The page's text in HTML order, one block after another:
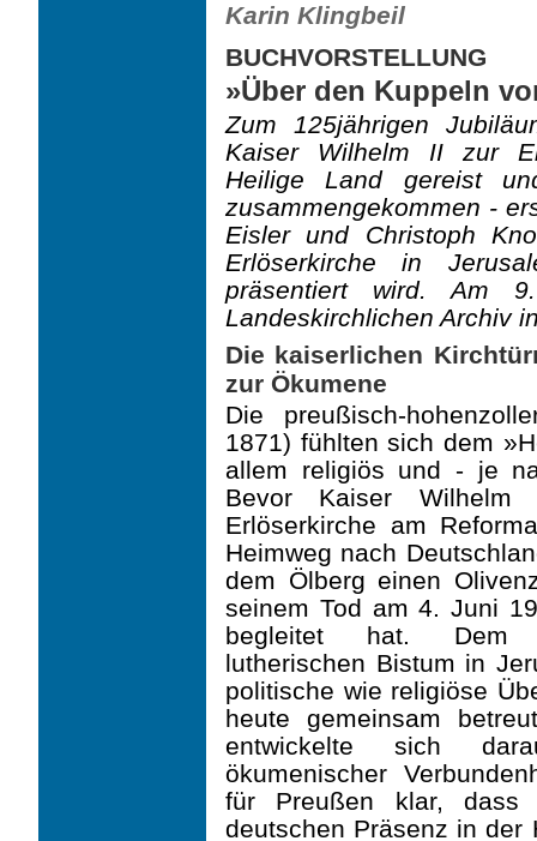
Karin Klingbeil
BUCHVORSTELLUNG
»Über den Kuppeln
Zum 125jährigen
Kaiser Wilhelm II zur
Heilige Land gereist
zusammengekommen -
Eisler und Christoph
Erlöserkirche in
präsentiert wird. Am
Landeskirchlichen Archiv
Die kaiserlichen
zur Ökumene
Die preußisch-
1871) fühlten sich dem
allem religiös und - je
Bevor Kaiser
Erlöserkirche am
Heimweg nach
dem Ölberg einen
seinem Tod am 4. Juni
begleitet hat. Dem
lutherischen Bistum in
politische wie religiöse
heute gemeinsam
entwickelte sich
ökumenischer
für Preußen klar, dass
deutschen Präsenz in der